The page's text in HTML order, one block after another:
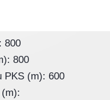
800
800
PKS (m): 600
(m):